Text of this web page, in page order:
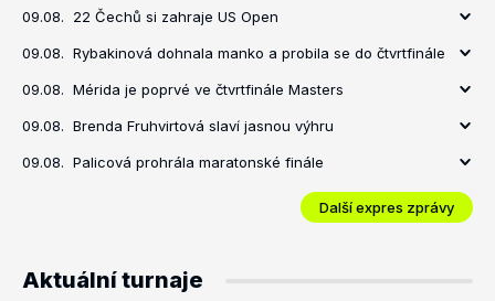
09.08. 22 Čechů si zahraje US Open
09.08. Rybakinová dohnala manko a probila se do čtvrtfinále
09.08. Mérida je poprvé ve čtvrtfinále Masters
09.08. Brenda Fruhvirtová slaví jasnou výhru
09.08. Palicová prohrála maratonské finále
Další expres zprávy
Aktuální turnaje